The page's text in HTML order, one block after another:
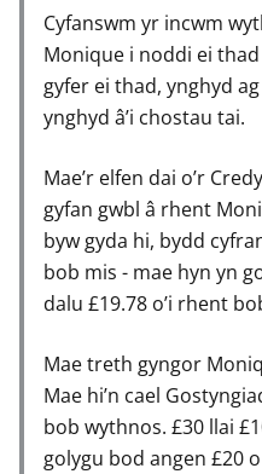
Cyfanswm yr incwm
Monique i noddi ei thad
gyfer ei thad, ynghyd
ynghyd â’i chostau tai.
Mae’r elfen dai o’r
gyfan gwbl â rhent
byw gyda hi, bydd
bob mis - mae hyn yn
dalu £19.78 o’i rhent
Mae treth gyngor
Mae hi’n cael
bob wythnos. £30 llai
golygu bod angen £20